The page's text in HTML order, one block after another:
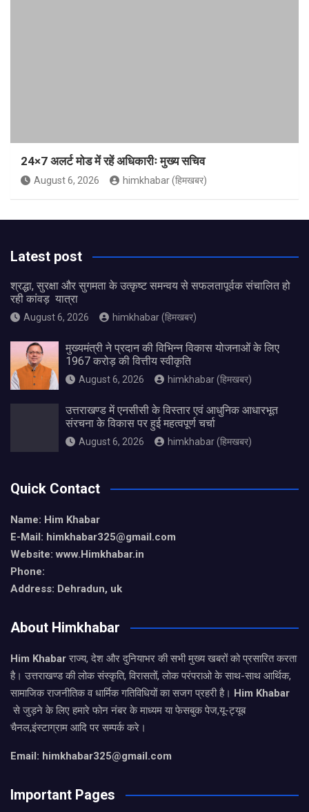
24×7 अलर्ट मोड में रहें अधिकारीः मुख्य सचिव
August 6, 2026 himkhabar (हिमखबर)
Latest post
श्रद्धा, सुरक्षा और सुगमता के उत्कृष्ट समन्वय से सफलतापूर्वक संचालित हो
रही कांवड़ यात्रा
August 6, 2026 himkhabar (हिमखबर)
मुख्यमंत्री ने प्रदान की विभिन्न विकास योजनाओं के लिए
1967 करोड़ की वित्तीय स्वीकृति
August 6, 2026 himkhabar (हिमखबर)
उत्तराखण्ड में एनसीसी के विस्तार एवं आधुनिक आधारभूत
संरचना के विकास पर हुई महत्वपूर्ण चर्चा
August 6, 2026 himkhabar (हिमखबर)
Quick Contact
Name: Him Khabar
E-Mail: himkhabar325@gmail.com
Website: www.Himkhabar.in
Phone:
Address: Dehradun, uk
About Himkhabar
Him Khabarराज्य, देश और दुनियाभर की सभी मुख्य खबरों को प्रसारित करता
है। उत्तराखण्ड की लोक संस्कृति, विरासतों, लोक परंपराओ के साथ-साथ आर्थिक,
सामाजिक राजनीतिक व धार्मिक गतिविधियों का सजग प्रहरी है। Him Khabar
से जुड़ने के लिए हमारे फोन नंबर के माध्यम या फेसबुक पेज,यू-ट्यूब
चैनल,इंस्टाग्राम आदि पर सम्पर्क करे।
Email: himkhabar325@gmail.com
Important Pages